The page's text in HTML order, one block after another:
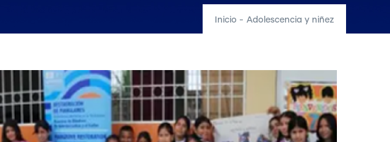
Inicio - Adolescencia y niñez